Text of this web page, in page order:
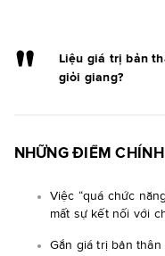
Liệu giá trị bản
giỏi giang?
NHỮNG ĐIỂM CHÍNH
Việc “quá chức
mất sự kết nối với
Gắn giá trị bản